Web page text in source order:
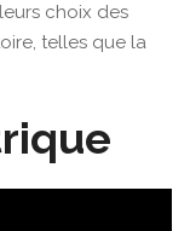
choix des
telles que la